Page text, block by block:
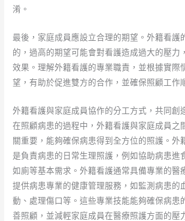
淆。
最後，家庭成員應設立合理的期望。外籍看護
的，過高的期望可能會對看護造成過大的壓力
效果。理解外籍看護的專業職責，並根據實際
望，有助於促進雙方的合作，並確保照顧工作
外籍看護與家庭成員協作的分工方式，共同創
在照顧病患的過程中，外籍看護與家庭成員之
關重要，能夠確保病患得到全方位的照護。外
是負責病患的日常生理照護，例如協助病患進
如廁等基本需求。外籍看護通常具備專業的醫
提供病患專業的健康管理服務，如監測病患的
動、處理傷口等。這些專業技能能夠確保病患
善照顧，並減輕家庭成員在醫療照護方面的壓